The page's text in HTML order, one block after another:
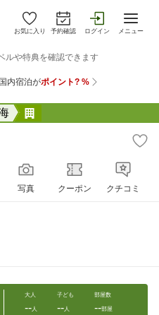
お気に入り 予約確認 ログイン メニュー
写真 クーポン クチコミ
大人
--人
子ども
--人
部屋数
--部屋